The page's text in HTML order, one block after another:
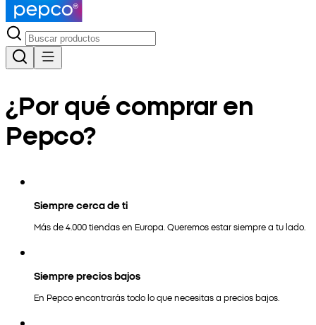
¿Por qué comprar en
Pepco?
Siempre cerca de ti
Más de 4.000 tiendas en Europa. Queremos estar siempre a tu lado.
Siempre precios bajos
En Pepco encontrarás todo lo que necesitas a precios bajos.